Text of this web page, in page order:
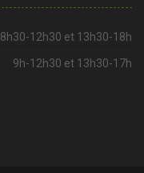
8h30-12h30 et 13h30-18h
9h-12h30 et 13h30-17h